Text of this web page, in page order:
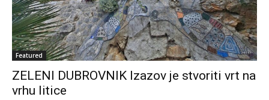
Featured
ZELENI DUBROVNIK Izazov je stvoriti vrt na
vrhu litice